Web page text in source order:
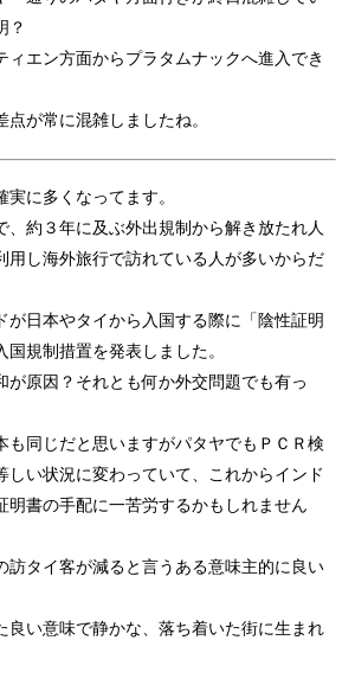
？
ィエン方面からプラタムナックへ進入でき
が常に混雑しましたね。
に多くなってます。
、約３年に及ぶ外出規制から解き放たれ人
用し海外旅行で訪れている人が多いからだ
が日本やタイから入国する際に「陰性証明
規制措置を発表しました。
が原因？それとも何か外交問題でも有っ
も同じだと思いますがパタヤでもＰＣＲ検
しい状況に変わっていて、これからインド
明書の手配に一苦労するかもしれません
訪タイ客が減ると言うある意味主的に良い
良い意味で静かな、落ち着いた街に生まれ